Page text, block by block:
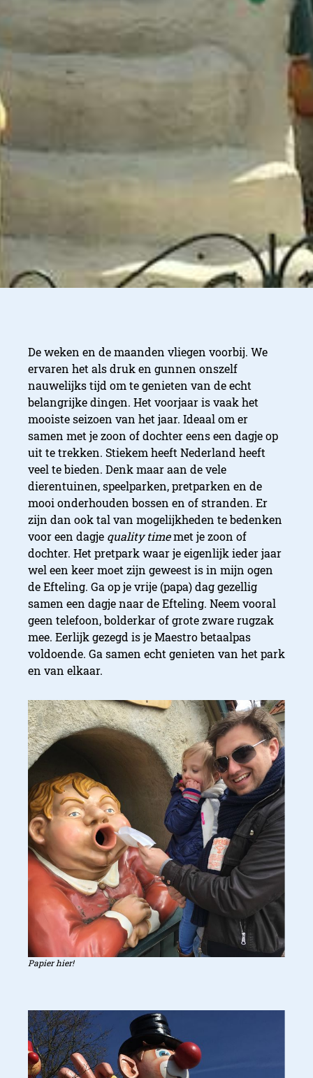
De weken en de maanden vliegen voorbij. We
ervaren het als druk en gunnen onszelf
nauwelijks tijd om te genieten van de echt
belangrijke dingen. Het voorjaar is vaak het
mooiste seizoen van het jaar. Ideaal om er
samen met je zoon of dochter eens een dagje op
uit te trekken. Stiekem heeft Nederland heeft
veel te bieden. Denk maar aan de vele
dierentuinen, speelparken, pretparken en de
mooi onderhouden bossen en of stranden. Er
zijn dan ook tal van mogelijkheden te bedenken
voor een dagje quality timemet je zoon of
dochter. Het pretpark waar je eigenlijk ieder jaar
wel een keer moet zijn geweest is in mijn ogen
de Efteling. Ga op je vrije (papa) dag gezellig
samen een dagje naar de Efteling. Neem vooral
geen telefoon, bolderkar of grote zware rugzak
mee. Eerlijk gezegd is je Maestro betaalpas
voldoende. Ga samen echt genieten van het park
en van elkaar.
Papier hier!